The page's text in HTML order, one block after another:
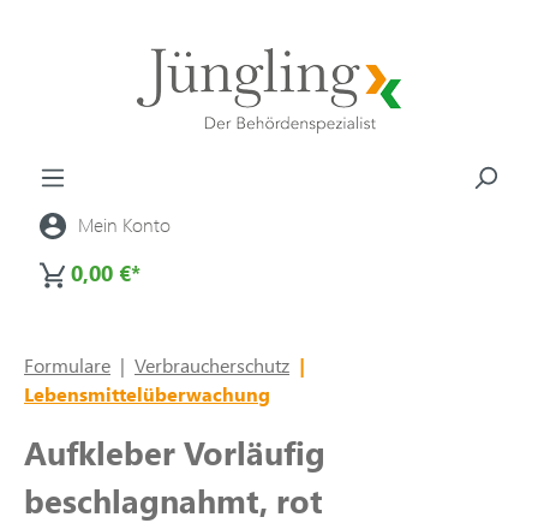
Mein Konto
0,00 €*
Formulare | Verbraucherschutz |
Lebensmittelüberwachung
Aufkleber Vorläufig
beschlagnahmt, rot